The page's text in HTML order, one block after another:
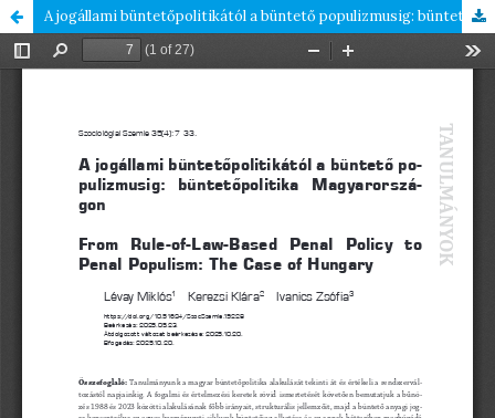
A jogállami büntetőpolitikától a büntető populizmusig: büntetőpolitika Magyarországon